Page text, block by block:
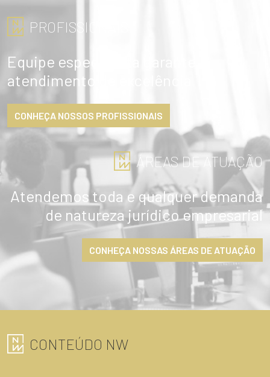
PROFISSIONAIS
Equipe especialista garante
atendimento de excelência
CONHEÇA NOSSOS PROFISSIONAIS
ÁREAS DE ATUAÇÃO
Atendemos toda e qualquer demanda
de natureza jurídico empresarial
CONHEÇA NOSSAS ÁREAS DE ATUAÇÃO
CONTEÚDO NW